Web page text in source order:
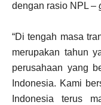
dengan rasio NPL –
“Di tengah masa
merupakan tahun
perusahaan yang
Indonesia. Kami
Indonesia terus